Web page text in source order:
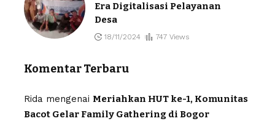
Era Digitalisasi Pelayanan
Desa
18/11/2024 747 Views
Komentar Terbaru
Rida mengenai Meriahkan HUT ke-1, Komunitas
Bacot Gelar Family Gathering di Bogor